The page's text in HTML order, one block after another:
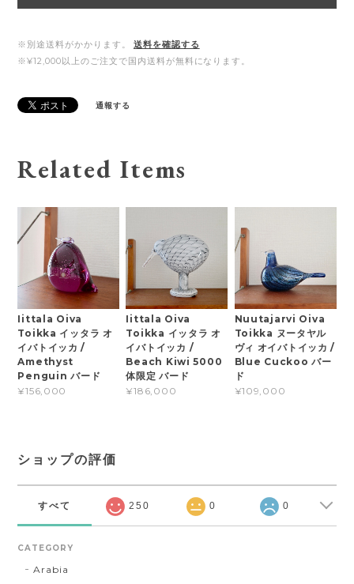
※別途送料がかかります。
送料を確認する
※¥12,000以上のご注文で国内送料が無料になります。
通報する
Related Items
Iittala Oiva
Toikka イッタラ オ
イバトイッカ /
Amethyst
Penguin バード
¥156,000
Iittala Oiva
Toikka イッタラ オ
イバトイッカ /
Beach Kiwi 5000
体限定 バード
¥186,000
Nuutajarvi Oiva
Toikka ヌータヤル
ヴィ オイバトイッカ /
Blue Cuckoo バー
ド
¥109,000
ショップの評価
すべて 250 0 0
CATEGORY
Arabia